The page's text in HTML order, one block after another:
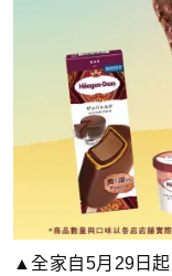
▲全家自5月29日